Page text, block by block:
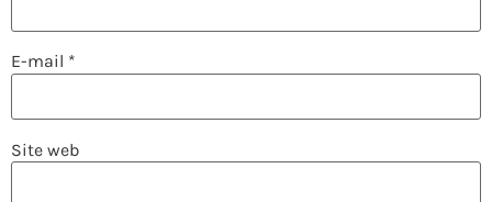
E-mail *
Site web